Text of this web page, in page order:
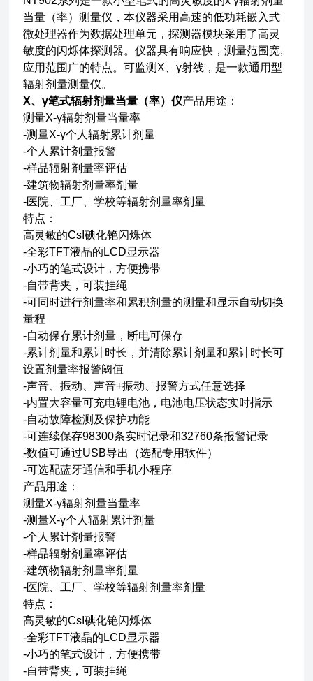
当量（率）测量仪，本仪器采用高速的低功耗嵌入式
微处理器作为数据处理单元，探测器模块采用了高灵
敏度的闪烁体探测器。仪器具有响应快，测量范围宽,
应用范围广的特点。可监测X、γ射线，是一款通用型
辐射剂量测量仪。
X、γ笔式辐射剂量当量（率）仪产品用途：
测量X-γ辐射剂量当量率
-测量X-γ个人辐射累计剂量
-个人累计剂量报警
-样品辐射剂量率评估
-建筑物辐射剂量率剂量
-医院、工厂、学校等辐射剂量率剂量
特点：
高灵敏的CsI碘化铯闪烁体
-全彩TFT液晶的LCD显示器
-小巧的笔式设计，方便携带
-自带背夹，可装挂绳
-可同时进行剂量率和累积剂量的测量和显示自动切换
量程
-自动保存累计剂量，断电可保存
-累计剂量和累计时长，并清除累计剂量和累计时长可
设置剂量率报警阈值
-声音、振动、声音+振动、报警方式任意选择
-内置大容量可充电锂电池，电池电压状态实时指示
-自动故障检测及保护功能
-可连续保存98300条实时记录和32760条报警记录
-数值可通过USB导出（选配专用软件）
-可选配蓝牙通信和手机小程序
产品用途：
测量X-γ辐射剂量当量率
-测量X-γ个人辐射累计剂量
-个人累计剂量报警
-样品辐射剂量率评估
-建筑物辐射剂量率剂量
-医院、工厂、学校等辐射剂量率剂量
特点：
高灵敏的CsI碘化铯闪烁体
-全彩TFT液晶的LCD显示器
-小巧的笔式设计，方便携带
-自带背夹，可装挂绳